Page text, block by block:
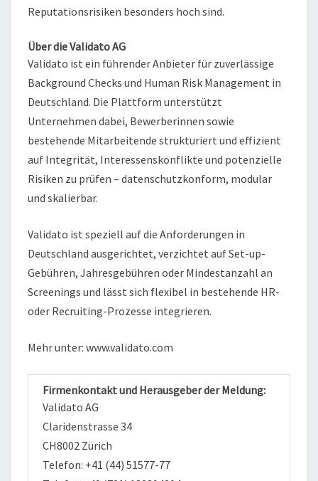
Reputationsrisiken besonders hoch sind.
Über die Validato AG
Validato ist ein führender Anbieter für zuverlässige
Background Checks und Human Risk Management in
Deutschland. Die Plattform unterstützt
Unternehmen dabei, Bewerberinnen sowie
bestehende Mitarbeitende strukturiert und effizient
auf Integrität, Interessenskonflikte und potenzielle
Risiken zu prüfen – datenschutzkonform, modular
und skalierbar.
Validato ist speziell auf die Anforderungen in
Deutschland ausgerichtet, verzichtet auf Set-up-
Gebühren, Jahresgebühren oder Mindestanzahl an
Screenings und lässt sich flexibel in bestehende HR-
oder Recruiting-Prozesse integrieren.
Mehr unter: www.validato.com
Firmenkontakt und Herausgeber der Meldung:
Validato AG
Claridenstrasse 34
CH8002 Zürich
Telefon: +41 (44) 51577-77